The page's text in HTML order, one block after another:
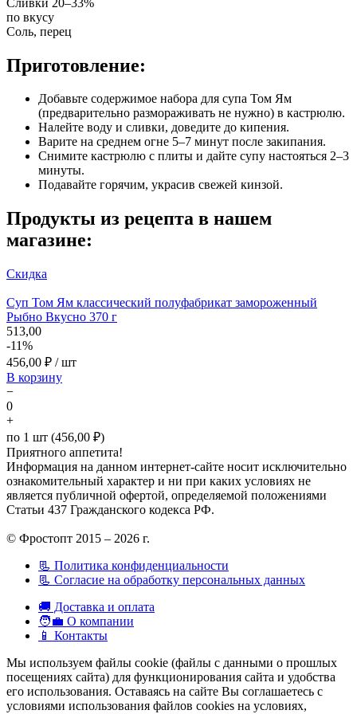
по вкусу
Соль, перец
Приготовление:
Добавьте содержимое набора для супа Том Ям
(предварительно размораживать не нужно) в кастрюлю.
Налейте воду и сливки, доведите до кипения.
Варите на среднем огне 5–7 минут после закипания.
Снимите кастрюлю с плиты и дайте супу настояться 2–3
минуты.
Подавайте горячим, украсив свежей кинзой.
Продукты из рецепта в нашем
магазине:
Скидка
Суп Том Ям классический полуфабрикат замороженный
Рыбно Вкусно 370 г
513,00
-11%
456,00 ₽ / шт
В корзину
−
0
+
по 1 шт (456,00 ₽)
Приятного аппетита!
Информация на данном интернет-сайте носит исключительно
ознакомительный характер и ни при каких условиях не
является публичной офертой, определяемой положениями
Статьи 437 Гражданского кодекса РФ.
© Фростопт 2015 – 2026 г.
📃 Политика конфиденциальности
📃 Согласие на обработку персональных данных
🚚 Доставка и оплата
🧑‍💼 О компании
📱 Контакты
Мы используем файлы cookie (файлы с данными о прошлых
посещениях сайта) для функционирования сайта и удобства
его использования. Оставаясь на сайте Вы соглашаетесь с
условиями использования файлов cookies на условиях,